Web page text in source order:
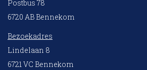
Postbus 78
6720 AB Bennekom
Bezoekadres
Lindelaan 8
6721 VC Bennekom